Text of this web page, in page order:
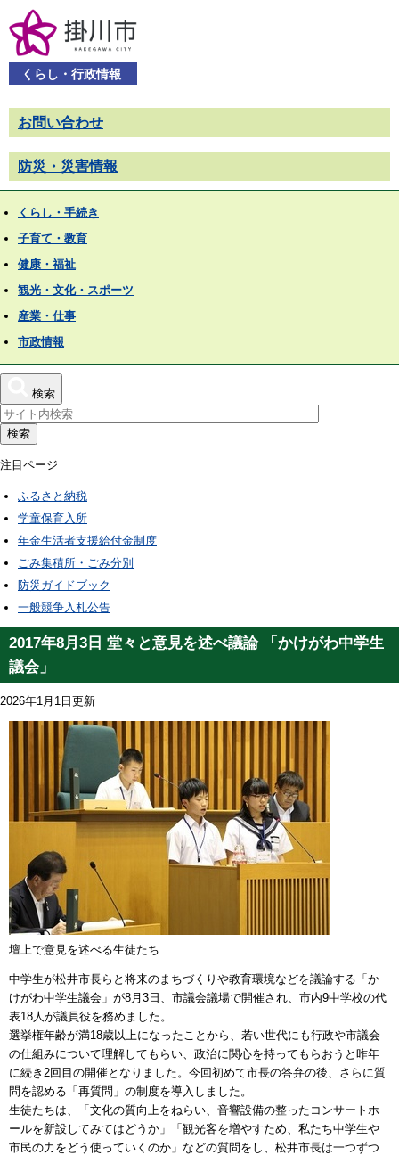
くらし・行政情報
お問い合わせ
防災・災害情報
くらし・手続き
子育て・教育
健康・福祉
観光・文化・スポーツ
産業・仕事
市政情報
検索
検索
注目ページ
ふるさと納税
学童保育入所
年金生活者支援給付金制度
ごみ集積所・ごみ分別
防災ガイドブック
一般競争入札公告
2017年8月3日 堂々と意見を述べ議論 「かけがわ中学生
議会」
2026年1月1日更新
壇上で意見を述べる生徒たち
中学生が松井市長らと将来のまちづくりや教育環境などを議論する「か
けがわ中学生議会」が8月3日、市議会議場で開催され、市内9中学校の代
表18人が議員役を務めました。
選挙権年齢が満18歳以上になったことから、若い世代にも行政や市議会
の仕組みについて理解してもらい、政治に関心を持ってもらおうと昨年
に続き2回目の開催となりました。今回初めて市長の答弁の後、さらに質
問を認める「再質問」の制度を導入しました。
生徒たちは、「文化の質向上をねらい、音響設備の整ったコンサートホ
ールを新設してみてはどうか」「観光客を増やすため、私たち中学生や
市民の力をどう使っていくのか」などの質問をし、松井市長は一つずつ